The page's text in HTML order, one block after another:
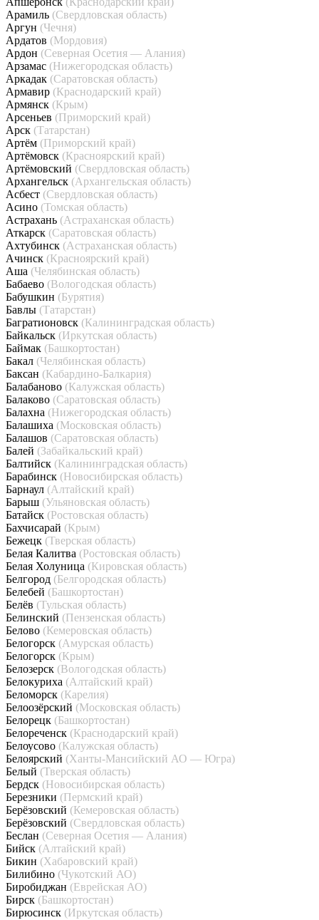
Арамиль (Свердловская область)
Аргун (Чечня)
Ардатов (Мордовия)
Ардон (Северная Осетия — Алания)
Арзамас (Нижегородская область)
Аркадак (Саратовская область)
Армавир (Краснодарский край)
Армянск (Крым)
Арсеньев (Приморский край)
Арск (Татарстан)
Артём (Приморский край)
Артёмовск (Красноярский край)
Артёмовский (Свердловская область)
Архангельск (Архангельская область)
Асбест (Свердловская область)
Асино (Томская область)
Астрахань (Астраханская область)
Аткарск (Саратовская область)
Ахтубинск (Астраханская область)
Ачинск (Красноярский край)
Аша (Челябинская область)
Бабаево (Вологодская область)
Бабушкин (Бурятия)
Бавлы (Татарстан)
Багратионовск (Калининградская область)
Байкальск (Иркутская область)
Баймак (Башкортостан)
Бакал (Челябинская область)
Баксан (Кабардино-Балкария)
Балабаново (Калужская область)
Балаково (Саратовская область)
Балахна (Нижегородская область)
Балашиха (Московская область)
Балашов (Саратовская область)
Балей (Забайкальский край)
Балтийск (Калининградская область)
Барабинск (Новосибирская область)
Барнаул (Алтайский край)
Барыш (Ульяновская область)
Батайск (Ростовская область)
Бахчисарай (Крым)
Бежецк (Тверская область)
Белая Калитва (Ростовская область)
Белая Холуница (Кировская область)
Белгород (Белгородская область)
Белебей (Башкортостан)
Белёв (Тульская область)
Белинский (Пензенская область)
Белово (Кемеровская область)
Белогорск (Амурская область)
Белогорск (Крым)
Белозерск (Вологодская область)
Белокуриха (Алтайский край)
Беломорск (Карелия)
Белоозёрский (Московская область)
Белорецк (Башкортостан)
Белореченск (Краснодарский край)
Белоусово (Калужская область)
Белоярский (Ханты-Мансийский АО — Югра)
Белый (Тверская область)
Бердск (Новосибирская область)
Березники (Пермский край)
Берёзовский (Кемеровская область)
Берёзовский (Свердловская область)
Беслан (Северная Осетия — Алания)
Бийск (Алтайский край)
Бикин (Хабаровский край)
Билибино (Чукотский АО)
Биробиджан (Еврейская АО)
Бирск (Башкортостан)
Бирюсинск (Иркутская область)